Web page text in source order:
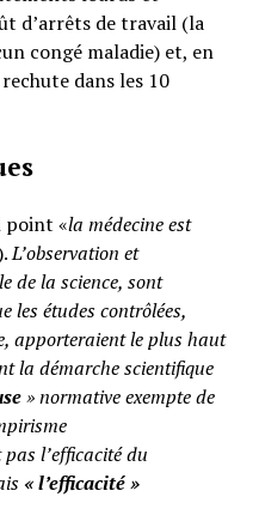
d’arrêts de travail (la
congé maladie) et, en
dans les 10
point «la médecine est
L’observation et
de la science, sont
les études contrôlées,
apporteraient le plus haut
la démarche scientifique
» normative exempte de
l’efficacité du
«l’efficacité »